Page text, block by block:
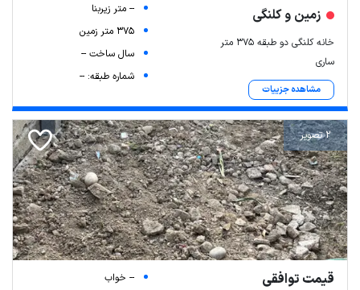
زمین و کلنگی
خانه کلنگی دو طبقه 375 متر
ساری
مشاهده جزییات
-- متر زیربنا
375 متر زمین
سال ساخت --
شماره طبقه: --
2 تصویر
قیمت توافقی
-- خواب